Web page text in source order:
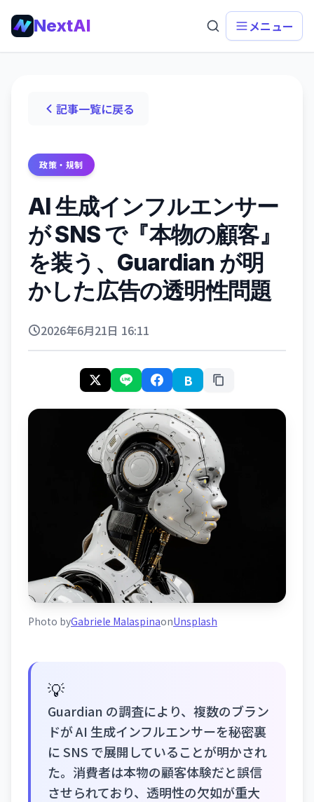
NextAI メニュー
記事一覧に戻る
政策・規制
AI 生成インフルエンサー
が SNS で『本物の顧客』
を装う、Guardian が明
かした広告の透明性問題
2026年6月21日 16:11
B
Photo byGabriele MalaspinaonUnsplash
💡
Guardian の調査により、複数のブラン
ドが AI 生成インフルエンサーを秘密裏
に SNS で展開していることが明かされ
た。消費者は本物の顧客体験だと誤信
させられており、透明性の欠如が重大